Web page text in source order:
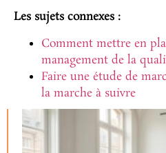
Les sujets connexes :
Comment mettre en
management de la
Faire une étude de
la marche à suivre